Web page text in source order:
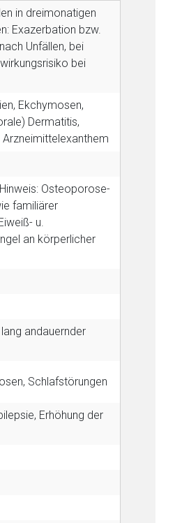
in dreimonatigen
Exazerbation bzw.
Unfällen, bei
bei
Ekchymosen,
Dermatitis,
Hinweis: Osteoporose-
familiärer
u.
an körperlicher
andauernder
Schlafstörungen
Erhöhung der